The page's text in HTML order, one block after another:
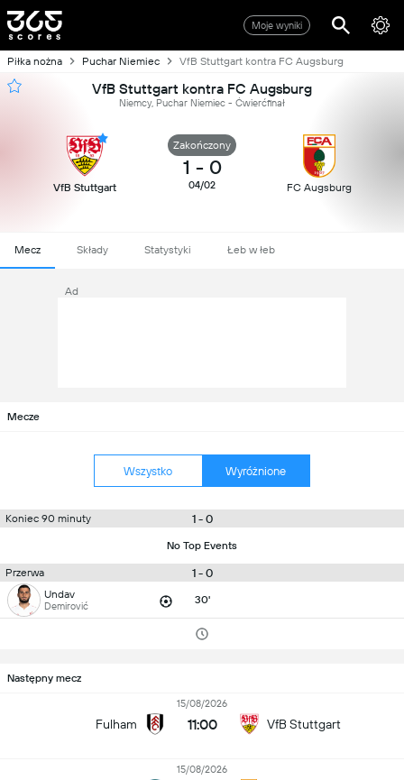
Moje wyniki
Piłka nożna Puchar Niemiec VfB Stuttgart kontra FC Augsburg
VfB Stuttgart kontra FC Augsburg
Niemcy, Puchar Niemiec - Ćwierćfinał
VfB Stuttgart
Zakończony
1 - 0
04/02 FC Augsburg
Mecz Składy Statystyki Łeb w łeb
Ad
Mecze
Wszystko Wyróżnione
Koniec 90 minuty 1 - 0
No Top Events
Przerwa 1 - 0
Undav
Demirović 30'
Następny mecz
Fulham
15/08/2026
11:00 VfB Stuttgart
15/08/2026